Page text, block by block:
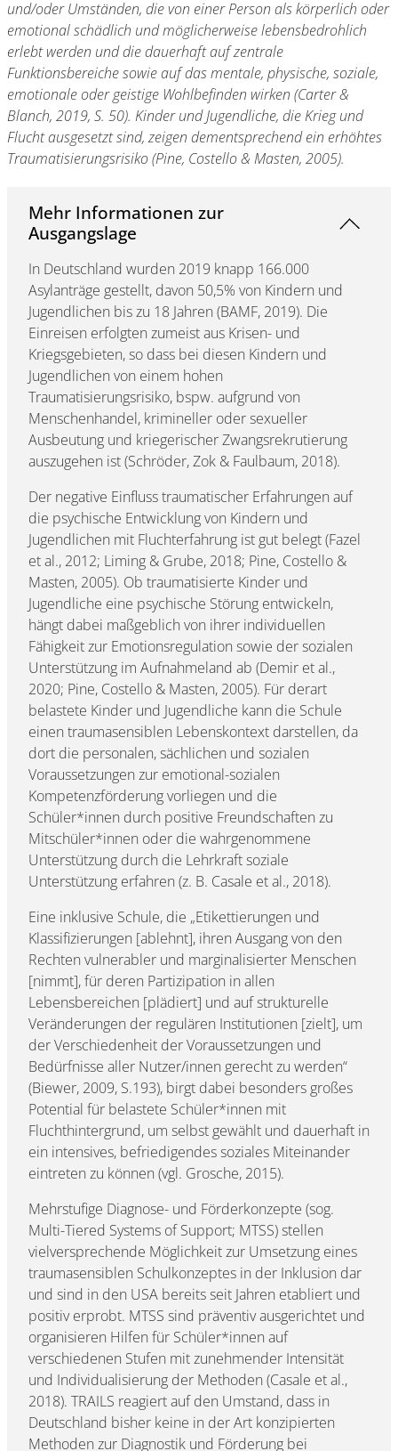
und/oder Umständen, die von einer Person als körperlich oder
emotional schädlich und möglicherweise lebensbedrohlich
erlebt werden und die dauerhaft auf zentrale
Funktionsbereiche sowie auf das mentale, physische, soziale,
emotionale oder geistige Wohlbefinden wirken (Carter &
Blanch, 2019, S. 50). Kinder und Jugendliche, die Krieg und
Flucht ausgesetzt sind, zeigen dementsprechend ein erhöhtes
Traumatisierungsrisiko (Pine, Costello & Masten, 2005).
Mehr Informationen zur
Ausgangslage
In Deutschland wurden 2019 knapp 166.000
Asylanträge gestellt, davon 50,5% von Kindern und
Jugendlichen bis zu 18 Jahren (BAMF, 2019). Die
Einreisen erfolgten zumeist aus Krisen- und
Kriegsgebieten, so dass bei diesen Kindern und
Jugendlichen von einem hohen
Traumatisierungsrisiko, bspw. aufgrund von
Menschenhandel, krimineller oder sexueller
Ausbeutung und kriegerischer Zwangsrekrutierung
auszugehen ist (Schröder, Zok & Faulbaum, 2018).
Der negative Einfluss traumatischer Erfahrungen auf
die psychische Entwicklung von Kindern und
Jugendlichen mit Fluchterfahrung ist gut belegt (Fazel
et al., 2012; Liming & Grube, 2018; Pine, Costello &
Masten, 2005). Ob traumatisierte Kinder und
Jugendliche eine psychische Störung entwickeln,
hängt dabei maßgeblich von ihrer individuellen
Fähigkeit zur Emotionsregulation sowie der sozialen
Unterstützung im Aufnahmeland ab (Demir et al.,
2020; Pine, Costello & Masten, 2005). Für derart
belastete Kinder und Jugendliche kann die Schule
einen traumasensiblen Lebenskontext darstellen, da
dort die personalen, sächlichen und sozialen
Voraussetzungen zur emotional-sozialen
Kompetenzförderung vorliegen und die
Schüler*innen durch positive Freundschaften zu
Mitschüler*innen oder die wahrgenommene
Unterstützung durch die Lehrkraft soziale
Unterstützung erfahren (z. B. Casale et al., 2018).
Eine inklusive Schule, die „Etikettierungen und
Klassifizierungen [ablehnt], ihren Ausgang von den
Rechten vulnerabler und marginalisierter Menschen
[nimmt], für deren Partizipation in allen
Lebensbereichen [plädiert] und auf strukturelle
Veränderungen der regulären Institutionen [zielt], um
der Verschiedenheit der Voraussetzungen und
Bedürfnisse aller Nutzer/innen gerecht zu werden“
(Biewer, 2009, S.193), birgt dabei besonders großes
Potential für belastete Schüler*innen mit
Fluchthintergrund, um selbst gewählt und dauerhaft in
ein intensives, befriedigendes soziales Miteinander
eintreten zu können (vgl. Grosche, 2015).
Mehrstufige Diagnose- und Förderkonzepte (sog.
Multi-Tiered Systems of Support; MTSS) stellen
vielversprechende Möglichkeit zur Umsetzung eines
traumasensiblen Schulkonzeptes in der Inklusion dar
und sind in den USA bereits seit Jahren etabliert und
positiv erprobt. MTSS sind präventiv ausgerichtet und
organisieren Hilfen für Schüler*innen auf
verschiedenen Stufen mit zunehmender Intensität
und Individualisierung der Methoden (Casale et al.,
2018). TRAILS reagiert auf den Umstand, dass in
Deutschland bisher keine in der Art konzipierten
Methoden zur Diagnostik und Förderung bei